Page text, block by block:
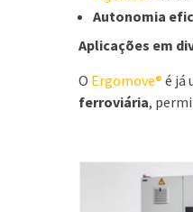
Autonomia
Aplicações em
O Ergomove® é já
ferroviária,